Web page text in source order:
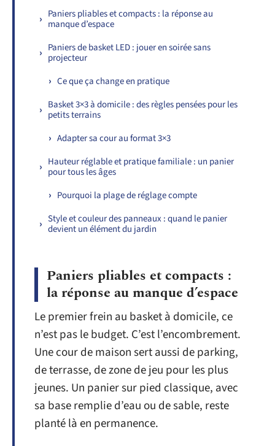
Paniers pliables et compacts : la réponse au
manque d’espace
Paniers de basket LED : jouer en soirée sans
projecteur
Ce que ça change en pratique
Basket 3×3 à domicile : des règles pensées pour les
petits terrains
Adapter sa cour au format 3×3
Hauteur réglable et pratique familiale : un panier
pour tous les âges
Pourquoi la plage de réglage compte
Style et couleur des panneaux : quand le panier
devient un élément du jardin
Paniers pliables et compacts :
la réponse au manque d’espace
Le premier frein au basket à domicile, ce
n’est pas le budget. C’est l’encombrement.
Une cour de maison sert aussi de parking,
de terrasse, de zone de jeu pour les plus
jeunes. Un panier sur pied classique, avec
sa base remplie d’eau ou de sable, reste
planté là en permanence.